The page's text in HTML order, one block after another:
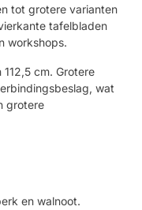
tot grotere varianten
tafelbladen
workshops.
cm. Grotere
wat
grotere
en walnoot.